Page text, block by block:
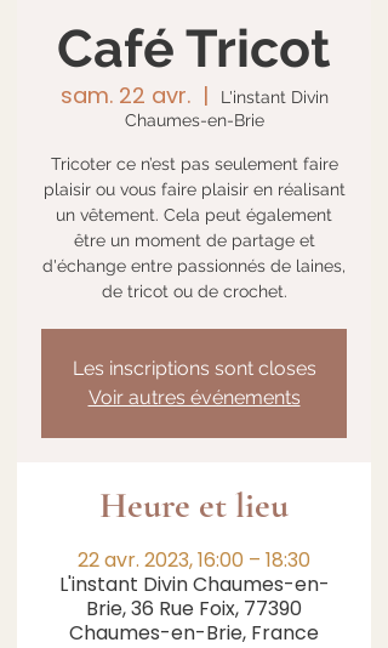
Café Tricot
sam. 22 avr.
  |
L'instant Divin
Chaumes-en-Brie
Tricoter ce n’est pas seulement faire
plaisir ou vous faire plaisir en réalisant
un vêtement. Cela peut également
être un moment de partage et
d'échange entre passionnés de laines,
de tricot ou de crochet.
Les inscriptions sont closes
Voir autres événements
Heure et lieu
22 avr. 2023, 16:00 – 18:30
L'instant Divin Chaumes-en-
Brie, 36 Rue Foix, 77390
Chaumes-en-Brie, France